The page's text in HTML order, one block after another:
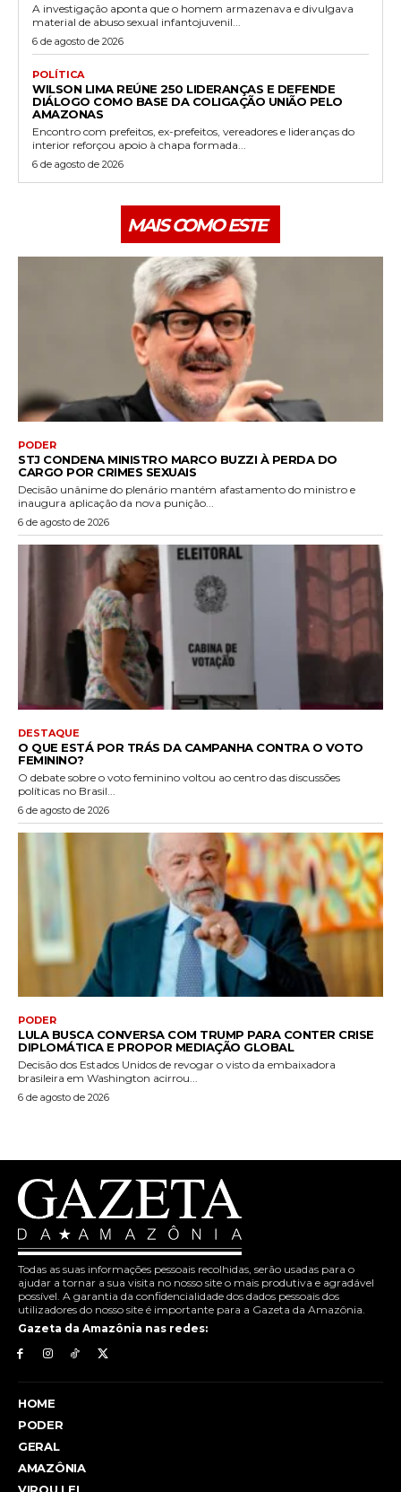
A investigação aponta que o homem armazenava e divulgava
material de abuso sexual infantojuvenil...
6 de agosto de 2026
POLÍTICA
WILSON LIMA REÚNE 250 LIDERANÇAS E DEFENDE
DIÁLOGO COMO BASE DA COLIGAÇÃO UNIÃO PELO
AMAZONAS
Encontro com prefeitos, ex-prefeitos, vereadores e lideranças do
interior reforçou apoio à chapa formada...
6 de agosto de 2026
MAIS COMO ESTE
PODER
STJ CONDENA MINISTRO MARCO BUZZI À PERDA DO
CARGO POR CRIMES SEXUAIS
Decisão unânime do plenário mantém afastamento do ministro e
inaugura aplicação da nova punição...
6 de agosto de 2026
DESTAQUE
O QUE ESTÁ POR TRÁS DA CAMPANHA CONTRA O VOTO
FEMININO?
O debate sobre o voto feminino voltou ao centro das discussões
políticas no Brasil...
6 de agosto de 2026
PODER
LULA BUSCA CONVERSA COM TRUMP PARA CONTER CRISE
DIPLOMÁTICA E PROPOR MEDIAÇÃO GLOBAL
Decisão dos Estados Unidos de revogar o visto da embaixadora
brasileira em Washington acirrou...
6 de agosto de 2026
Todas as suas informações pessoais recolhidas, serão usadas para o
ajudar a tornar a sua visita no nosso site o mais produtiva e agradável
possível. A garantia da confidencialidade dos dados pessoais dos
utilizadores do nosso site é importante para a Gazeta da Amazônia.
Gazeta da Amazônia nas redes:
HOME
PODER
GERAL
AMAZÔNIA
VIROU LEI